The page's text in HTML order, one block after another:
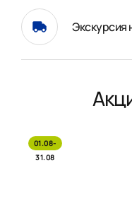
Экскурсия
01.08-
31.08